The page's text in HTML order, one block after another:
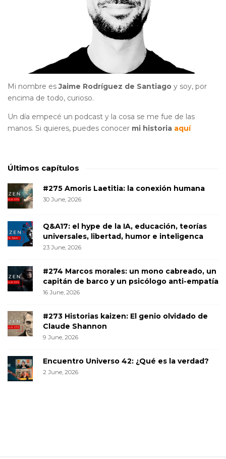
Mi nombre esJaime Rodríguez de Santiago y soy, por
encima de todo, curioso.
Un día empecé un podcast y la cosa se me fue de las
manos. Si quieres, puedes conocer mi historia aquí
Últimos capítulos
#275 Amoris Laetitia: la conexión humana
30 June, 2026
Q&A17: el hype de la IA, educación, teorías
universales, libertad, humor e inteligenca
23 June, 2026
#274 Marcos morales: un mono cabreado, un
capitán de barco y un psicólogo anti-empatía
16 June, 2026
#273 Historias kaizen: El genio olvidado de
Claude Shannon
9 June, 2026
Encuentro Universo 42: ¿Qué es la verdad?
2 June, 2026